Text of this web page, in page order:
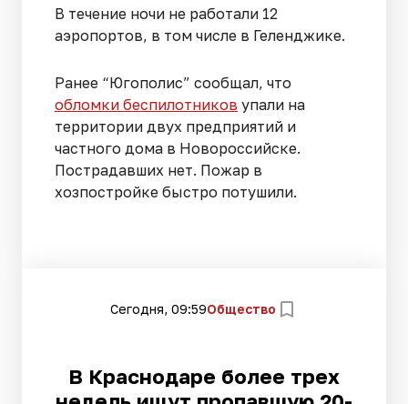
В течение ночи не работали 12
аэропортов, в том числе в Геленджике.
Ранее “Югополис” сообщал, что
обломки беспилотников упали на
территории двух предприятий и
частного дома в Новороссийске.
Пострадавших нет. Пожар в
хозпостройке быстро потушили.
Сегодня, 09:59Общество
В Краснодаре более трех